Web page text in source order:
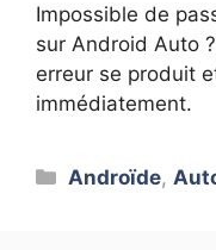
Impossible de
sur Android Auto
erreur se produit
immédiatement.
Catégories
Androïde,